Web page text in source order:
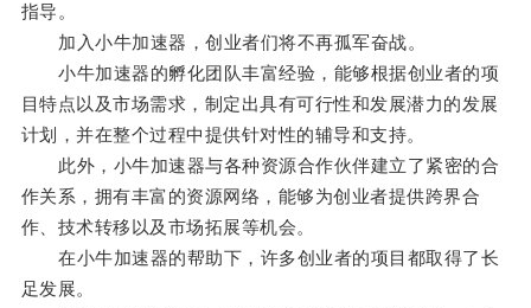
指导。
加入小牛加速器，创业者们将不再孤军奋战。
小牛加速器的孵化团队丰富经验，能够根据创业者的项
目特点以及市场需求，制定出具有可行性和发展潜力的发展
计划，并在整个过程中提供针对性的辅导和支持。
此外，小牛加速器与各种资源合作伙伴建立了紧密的合
作关系，拥有丰富的资源网络，能够为创业者提供跨界合
作、技术转移以及市场拓展等机会。
在小牛加速器的帮助下，许多创业者的项目都取得了长
足发展。